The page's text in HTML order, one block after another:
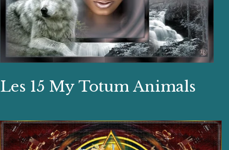
Les 15 My Totum Animals